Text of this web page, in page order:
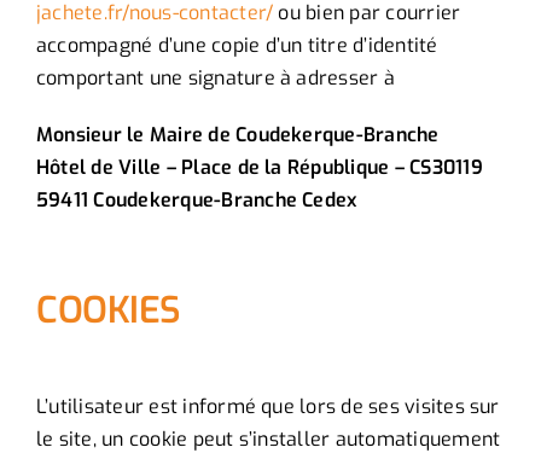
jachete.fr/nous-contacter/ ou bien par courrier
accompagné d’une copie d’un titre d’identité
comportant une signature à adresser à
Monsieur le Maire de Coudekerque-Branche
Hôtel de Ville – Place de la République – CS30119
59411 Coudekerque-Branche Cedex
COOKIES
L’utilisateur est informé que lors de ses visites sur
le site, un cookie peut s’installer automatiquement